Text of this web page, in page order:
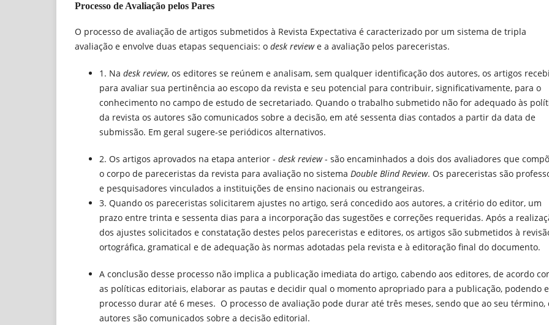
Processo de Avaliação pelos Pares
O processo de avaliação de artigos submetidos à Revista Expectativa é caracterizado por um sistema de tripla
avaliação e envolve duas etapas sequenciais: o desk reviewe a avaliação pelos pareceristas.
1. Na desk review, os editores se reúnem e analisam, sem qualquer identificação dos autores, os artigos
para avaliar sua pertinência ao escopo da revista e seu potencial para contribuir, significativamente, para o
conhecimento no campo de estudo de secretariado. Quando o trabalho submetido não for adequado às
da revista os autores são comunicados sobre a decisão, em até sessenta dias contados a partir da data de
submissão. Em geral sugere-se periódicos alternativos.
2. Os artigos aprovados na etapa anterior - desk review- são encaminhados a dois dos avaliadores que
o corpo de pareceristas da revista para avaliação no sistema Double Blind Review. Os pareceristas são
e pesquisadores vinculados a instituições de ensino nacionais ou estrangeiras.
3. Quando os pareceristas solicitarem ajustes no artigo, será concedido aos autores, a critério do editor, um
prazo entre trinta e sessenta dias para a incorporação das sugestões e correções requeridas. Após a
dos ajustes solicitados e constatação destes pelos pareceristas e editores, os artigos são submetidos à
ortográfica, gramatical e de adequação às normas adotadas pela revista e à editoração final do documento.
A conclusão desse processo não implica a publicação imediata do artigo, cabendo aos editores, de acordo
as políticas editoriais, elaborar as pautas e decidir qual o momento apropriado para a publicação, podendo
processo durar até 6 meses. O processo de avaliação pode durar até três meses, sendo que ao seu término,
autores são comunicados sobre a decisão editorial.